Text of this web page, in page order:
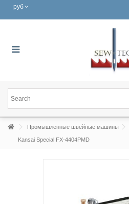
руб
Промышленные швейные машины
Kansai Special FX-4404PMD